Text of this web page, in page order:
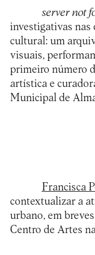
server not
investigativas nas
cultural: um
visuais,
primeiro número
artística e
Municipal de
Francisca
contextualizar a
urbano, em
Centro de Artes